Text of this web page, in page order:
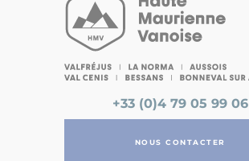
+33 (0)4 79 05 99 06
NOUS CONTACTER